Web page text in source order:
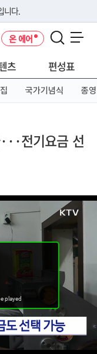
니다.
하고 있다면 아래 URL에
온 에어
츠 편성표
국가기념식 종영
전기요금 선